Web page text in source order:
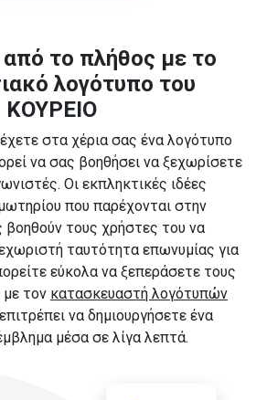
το πλήθος με το
λογότυπο του
ΚΟΥΡΕΙΟ
έχετε στα χέρια σας ένα λογότυπο
να σας βοηθήσει να ξεχωρίσετε
Οι εκπληκτικές ιδέες
που παρέχονται στην
τους χρήστες του να
ταυτότητα επωνυμίας για
εύκολα να ξεπεράσετε τους
τον κατασκευαστή λογότυπών
να δημιουργήσετε ένα
μέσα σε λίγα λεπτά.